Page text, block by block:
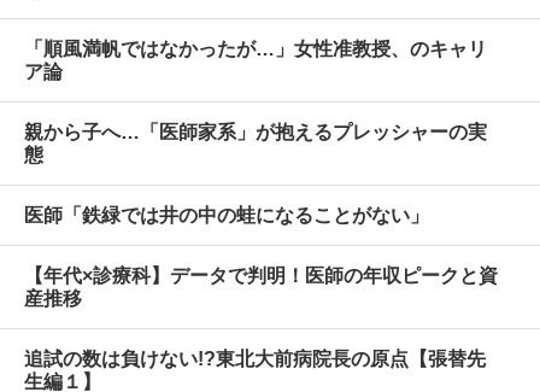
「順風満帆ではなかったが…」女性准教授、のキャリ
ア論
親から子へ…「医師家系」が抱えるプレッシャーの実
態
医師「鉄緑では井の中の蛙になることがない」
【年代×診療科】データで判明！医師の年収ピークと資
産推移
追試の数は負けない!?東北大前病院長の原点【張替先
生編１】